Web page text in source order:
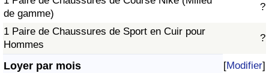
de gamme)
?
1 Paire de Chaussures de Sport en Cuir pour
Hommes
?
Loyer par mois [Modifier]